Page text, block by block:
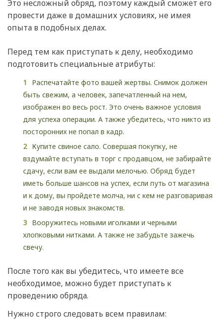
Это несложный обряд, поэтому каждый сможет его
провести даже в домашних условиях, не имея
опыта в подобных делах.
Перед тем как приступать к делу, необходимо
подготовить специальные атрибуты:
Распечатайте фото вашей жертвы. Снимок должен
быть свежим, а человек, запечатленный на нем,
изображен во весь рост. Это очень важное условия
для успеха операции. А также убедитесь, что никто из
посторонних не попал в кадр.
Купите свиное сало. Совершая покупку, не
вздумайте вступать в торг с продавцом, не забирайте
сдачу, если вам ее выдали мелочью. Обряд будет
иметь больше шансов на успех, если путь от магазина
и к дому, вы пройдете молча, ни с кем не разговаривая
и не заводя новых знакомств.
Вооружитесь новыми иголками и черными
хлопковыми нитками. А также не забудьте зажечь
свечу.
После того как вы убедитесь, что имеете все
необходимое, можно будет приступать к
проведению обряда.
Нужно строго следовать всем правилам: